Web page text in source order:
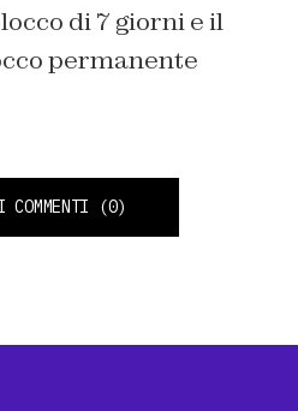
di 7 giorni e il
permanente
COMMENTI (0)